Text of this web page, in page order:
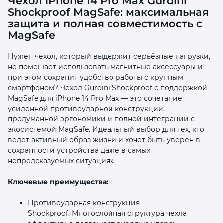
Shockproof MagSafe: максимальная
защита и полная совместимость с
MagSafe
Нужен чехол, который выдержит серьёзные нагрузки,
не помешает использовать магнитные аксессуары и
при этом сохранит удобство работы с крупным
смартфоном? Чехол Gurdini Shockproof с поддержкой
MagSafe для iPhone 14 Pro Max — это сочетание
усиленной противоударной конструкции,
продуманной эргономики и полной интеграции с
экосистемой MagSafe. Идеальный выбор для тех, кто
ведёт активный образ жизни и хочет быть уверен в
сохранности устройства даже в самых
непредсказуемых ситуациях.
Ключевые преимущества:
Противоударная конструкция
Shockproof. Многослойная структура чехла
раз в 2 недели